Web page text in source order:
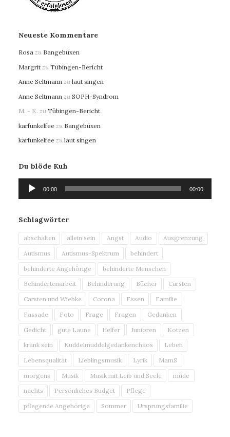
Neueste Kommentare
Rosa zu Bangebüxen
Margrit zu Tübingen-Bericht
Anne Seltmann zu laut singen
Anne Seltmann zu SOPH-Syndrom
M. - K. zu Tübingen-Bericht
karfunkelfee zu Bangebüxen
karfunkelfee zu laut singen
Du blöde Kuh
Audio-
Player
00:00 00:00
Schlagwörter
abschalten allein sein Angst Audio
Ausgrenzung
Autismus
Autismus-Spektrum
behindert
behinderte Angehörige
behinderte Menschen
Behindertenarbeit
Behinderung Bücher
Carsten
Carsten und Wiebke
Corona Essen
Familie
Fassade
Foto Frage Fragen
Gedanken
Gedicht
gute Laune Helfer Junioren
Kotzen
krank sein
Kuddelmuddelgedankenchaos
Leben
Lebensqualität
Lieblingsmusik Lyrik
MamS
morgens
Musik Musik mit Leib und Seele
müde
nachts
Persönliches Budget
Pflege
pflegende Angehörige
Sommer Ursprungsfamilie